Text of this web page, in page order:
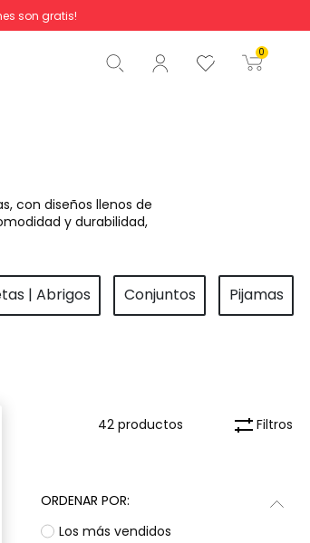
son gratis!
0
0,00 €
Comenzar pedido
con diseños llenos de
y durabilidad,
| Abrigos Conjuntos Pijamas
Filtros
42 productos
ORDENAR POR:
Los más vendidos